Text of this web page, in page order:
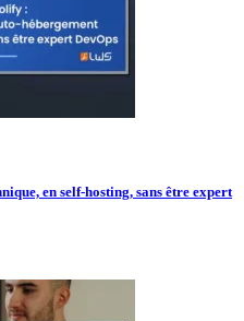
en self-hosting, sans être expert